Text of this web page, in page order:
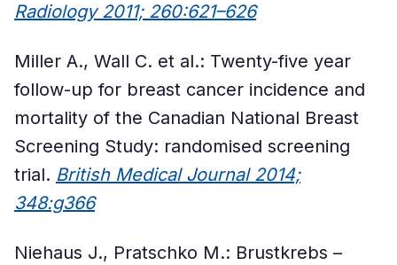
Radiology 2011; 260:621–626
Miller A., Wall C. et al.: Twenty-five year
follow-up for breast cancer incidence and
mortality of the Canadian National Breast
Screening Study: randomised screening
trial. British Medical Journal 2014;
348:g366
Niehaus J., Pratschko M.: Brustkrebs –